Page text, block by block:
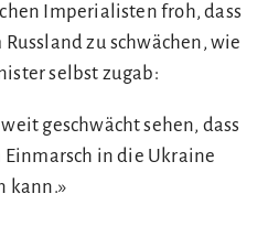
Imperialisten froh, dass
zu schwächen, wie
selbst zugab:
geschwächt sehen, dass
Einmarsch in die Ukraine
kann.»